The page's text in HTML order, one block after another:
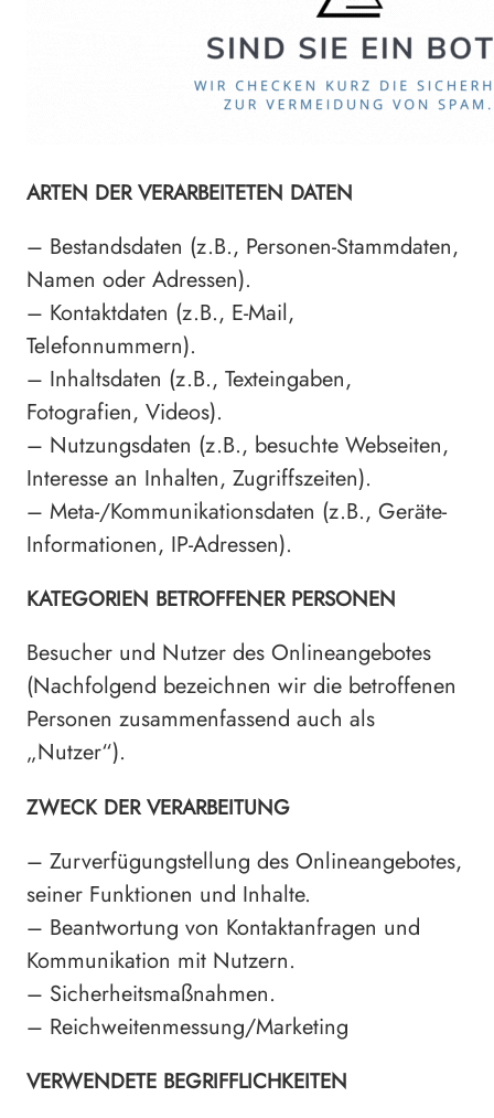
ARTEN DER VERARBEITETEN DATEN
– Bestandsdaten (z.B., Personen-Stammdaten,
Namen oder Adressen).
– Kontaktdaten (z.B., E-Mail,
Telefonnummern).
– Inhaltsdaten (z.B., Texteingaben,
Fotografien, Videos).
– Nutzungsdaten (z.B., besuchte Webseiten,
Interesse an Inhalten, Zugriffszeiten).
– Meta-/Kommunikationsdaten (z.B., Geräte-
Informationen, IP-Adressen).
KATEGORIEN BETROFFENER PERSONEN
Besucher und Nutzer des Onlineangebotes
(Nachfolgend bezeichnen wir die betroffenen
Personen zusammenfassend auch als
„Nutzer“).
ZWECK DER VERARBEITUNG
– Zurverfügungstellung des Onlineangebotes,
seiner Funktionen und Inhalte.
– Beantwortung von Kontaktanfragen und
Kommunikation mit Nutzern.
– Sicherheitsmaßnahmen.
– Reichweitenmessung/Marketing
VERWENDETE BEGRIFFLICHKEITEN